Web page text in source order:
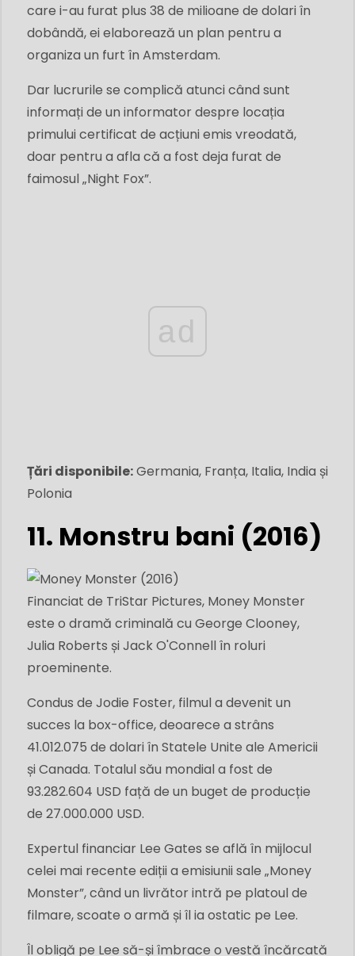
care i-au furat plus 38 de milioane de dolari în
dobândă, ei elaborează un plan pentru a
organiza un furt în Amsterdam.
Dar lucrurile se complică atunci când sunt
informați de un informator despre locația
primului certificat de acțiuni emis vreodată,
doar pentru a afla că a fost deja furat de
faimosul „Night Fox”.
ad
Țări disponibile:Germania, Franța, Italia, India și
Polonia
11. Monstru bani (2016)
Financiat de TriStar Pictures, Money Monster
este o dramă criminală cu George Clooney,
Julia Roberts și Jack O'Connell în roluri
proeminente.
Condus de Jodie Foster, filmul a devenit un
succes la box-office, deoarece a strâns
41.012.075 de dolari în Statele Unite ale Americii
și Canada. Totalul său mondial a fost de
93.282.604 USD față de un buget de producție
de 27.000.000 USD.
Expertul financiar Lee Gates se află în mijlocul
celei mai recente ediții a emisiunii sale „Money
Monster”, când un livrător intră pe platoul de
filmare, scoate o armă și îl ia ostatic pe Lee.
Îl obligă pe Lee să-și îmbrace o vestă încărcată